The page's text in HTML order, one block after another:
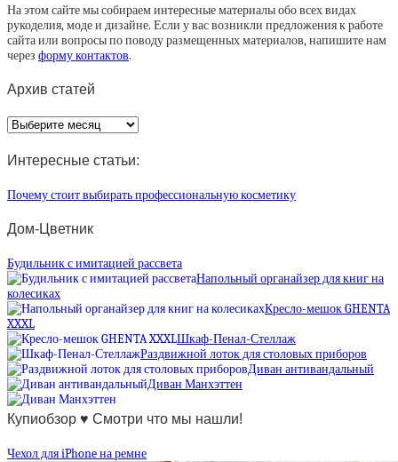
На этом сайте мы собираем интересные материалы обо всех видах
рукоделия, моде и дизайне. Если у вас возникли предложения к работе
сайта или вопросы по поводу размещенных материалов, напишите нам
через форму контактов.
Архив статей
Архив
статей
Интересные статьи:
Почему стоит выбирать профессиональную косметику
Дом-Цветник
Будильник с имитацией рассвета
Напольный органайзер для книг на
колесиках
Кресло-мешок GHENTA
XXXL
Шкаф-Пенал-Стеллаж
Раздвижной лоток для столовых приборов
Диван антивандальный
Диван Манхэттен
Купиобзор ♥ Смотри что мы нашли!
Чехол для iPhone на ремне